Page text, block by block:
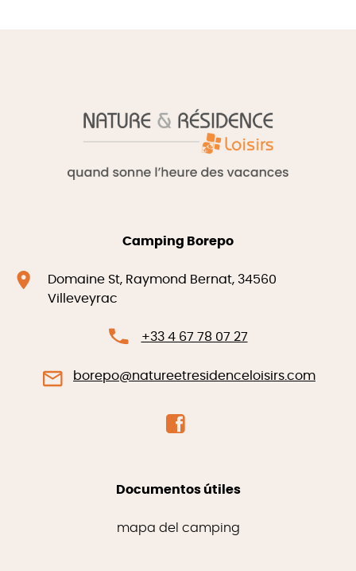
Camping Borepo
Domaine St, Raymond Bernat, 34560
Villeveyrac
+33 4 67 78 07 27
borepo@natureetresidenceloisirs.com
Documentos útiles
mapa del camping